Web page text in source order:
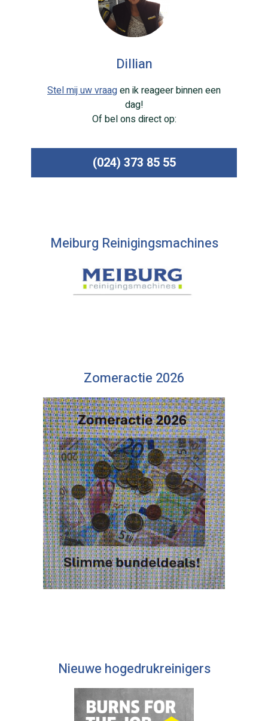
Dillian
Stel mij uw vraagen ik reageer binnen een
dag!
Of bel ons direct op:
(024) 373 85 55
Meiburg Reinigingsmachines
Zomeractie 2026
Nieuwe hogedrukreinigers